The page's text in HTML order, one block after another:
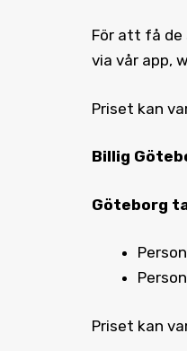
För att få de
via vår app,
Priset kan
Billig
Göteborg
Priset kan